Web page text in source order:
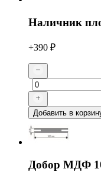
Наличник
+390 ₽
Добавить в
Добор МДФ